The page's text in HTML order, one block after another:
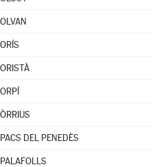
OLVAN
ORÍS
ORISTÀ
ORPÍ
ÒRRIUS
PACS DEL PENEDÈS
PALAFOLLS